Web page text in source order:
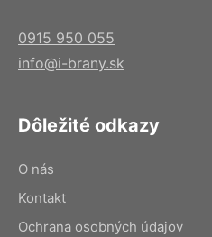
0915 950 055
info@i-brany.sk
Dôležité odkazy
O nás
Kontakt
Ochrana osobných údajov